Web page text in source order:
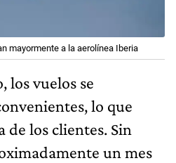
mayormente a la aerolínea Iberia
los vuelos se
lo que
de los clientes. Sin
un mes